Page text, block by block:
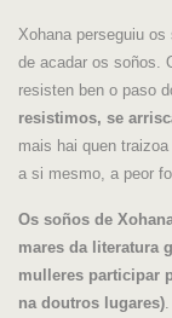
Xohana perseguiu
de acadar os soños.
resisten ben o paso
resistimos, se
mais hai quen
a si mesmo, a peor
Os soños de
mares da literatura
mulleres participar
na doutros lugares)